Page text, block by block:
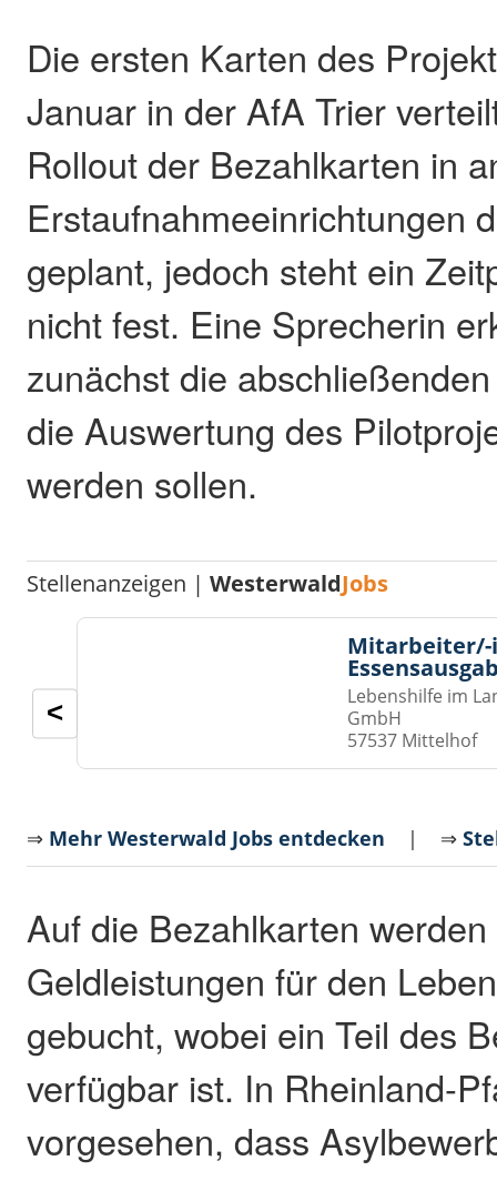
Die ersten Karten des
Januar in der AfA Trier
Rollout der Bezahlkarten in
Erstaufnahmeeinrichtungen
geplant, jedoch steht ein
nicht fest. Eine Sprecherin
zunächst die
die Auswertung des
werden sollen.
Stellenanzeigen |WesterwaldJobs
Lebenshilfe im
GmbH
57537 Mittelhof
<
⇒ Mehr Westerwald Jobs entdecken | ⇒
Auf die Bezahlkarten
Geldleistungen für den
gebucht, wobei ein Teil des
verfügbar ist. In Rheinland-
vorgesehen, dass